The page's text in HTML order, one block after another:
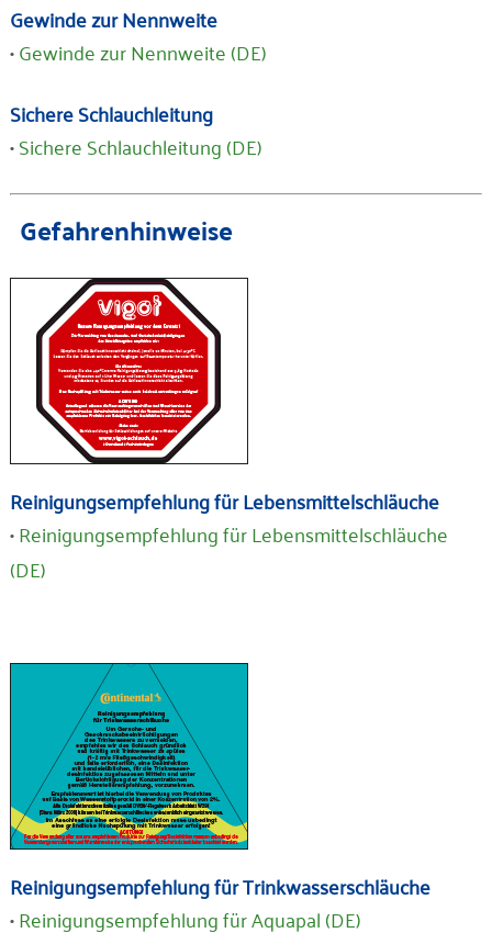
Gewinde zur Nennweite
•Gewinde zur Nennweite (DE)
Sichere Schlauchleitung
•Sichere Schlauchleitung (DE)
Gefahrenhinweise
Reinigungsempfehlung für Lebensmittelschläuche
•Reinigungsempfehlung für Lebensmittelschläuche
(DE)
Reinigungsempfehlung für Trinkwasserschläuche
•Reinigungsempfehlung für Aquapal (DE)